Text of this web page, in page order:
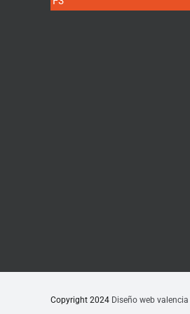
Copyright 2024 Diseño web valencia